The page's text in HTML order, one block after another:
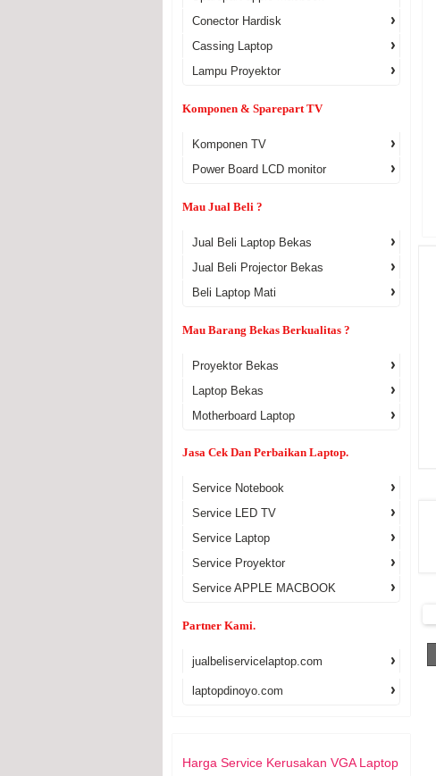
Conector Hardisk
Cassing Laptop
Lampu Proyektor
Komponen & Sparepart TV
Komponen TV
Power Board LCD monitor
Mau Jual Beli ?
Jual Beli Laptop Bekas
Jual Beli Projector Bekas
Beli Laptop Mati
Mau Barang Bekas Berkualitas ?
Proyektor Bekas
Laptop Bekas
Motherboard Laptop
Jasa Cek Dan Perbaikan Laptop.
Service Notebook
Service LED TV
Service Laptop
Service Proyektor
Service APPLE MACBOOK
Partner Kami.
jualbeliservicelaptop.com
laptopdinoyo.com
Harga Service Kerusakan VGA Laptop